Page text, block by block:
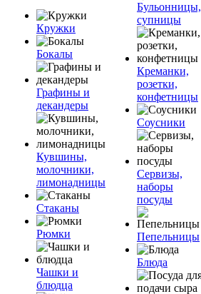
Кружки
Бокалы
Графины и
декандеры
Кувшины,
молочники,
лимонадницы
Стаканы
Рюмки
Чашки и
блюдца
Бульонницы,
супницы
Креманки,
розетки,
конфетницы
Соусники
Сервизы,
наборы
посуды
Пепельницы
Блюда